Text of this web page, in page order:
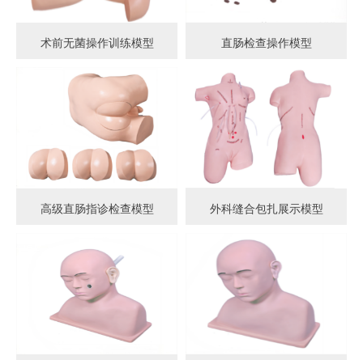
术前无菌操作训练模型 直肠检查操作模型
高级直肠指诊检查模型 外科缝合包扎展示模型